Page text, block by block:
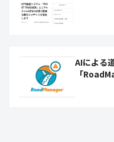
AIによる
「